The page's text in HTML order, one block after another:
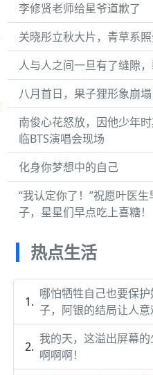
李修贤老师给星爷道歉了
关晓彤立秋大片，青草系
人与人之间一旦有了缝隙
八月首日，果子狸形象崩塌
南俊心花怒放，因他少年
临BTS演唱会现场
化身你梦想中的自己
“我认定你了！”祝愿叶医
子，星星们早点吃上喜糖！
热点生活
哪怕牺牲自己也要保
子，阿银的结局让人意
我的天，这溢出屏幕
啊啊啊！